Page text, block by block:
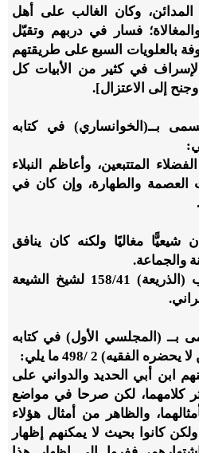
وكان الغالب على أهل
فسار في دربهم وتقيّل
بالعلويات السبع على طريقتهم
في كثير من الأبيات كل
إلى الاعتزال].
بــ(الخوانساري) في كتابه
المتتبعين، وأعاظم النبلاء
العصمة والطهارة، وإن كان في
شيعيًّا مغاليًا ولكنه كان ينافق
والجماعة.
(الذريعة) 41
/‏
158 لشيخ الشيعة
بــ (المجلسي الأول) في كتابه
يحضره الفقيه) 2
/
498 ما يلي:
ابن أبي الحديد والدواني على
كلامهما، لكن صرحا في مواضع
والظاهر من أمثال هؤلاء
كانوا بحيث لا يمكنهم إظهار